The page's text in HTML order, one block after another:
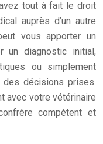
tout à fait le droit
auprès d’un autre
vous apporter un
un diagnostic initial,
ou simplement
des décisions prises.
avec votre vétérinaire
compétent et